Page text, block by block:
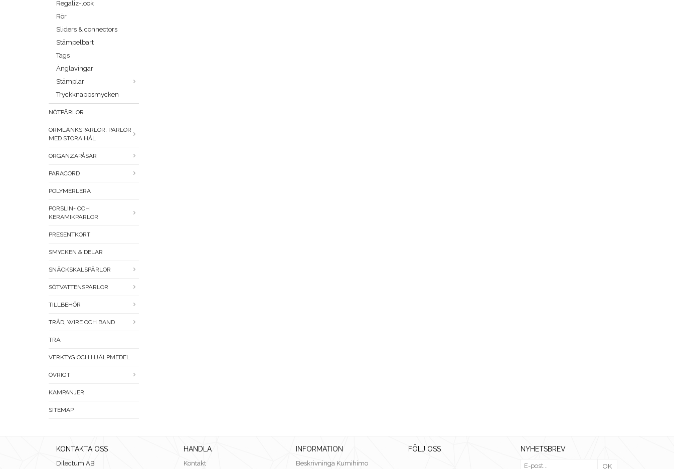
Regaliz-look
Rör
Sliders & connectors
Stämpelbart
Tags
Änglavingar
Stämplar
Tryckknappsmycken
NÖTPÄRLOR
ORMLÄNKSPÄRLOR, PÄRLOR
MED STORA HÅL
ORGANZAPÅSAR
PARACORD
POLYMERLERA
PORSLIN- OCH
KERAMIKPÄRLOR
PRESENTKORT
SMYCKEN & DELAR
SNÄCKSKALSPÄRLOR
SÖTVATTENSPÄRLOR
TILLBEHÖR
TRÅD, WIRE OCH BAND
TRÄ
VERKTYG OCH HJÄLPMEDEL
ÖVRIGT
KAMPANJER
SITEMAP
KONTAKTA OSS
Dilectum AB
HANDLA
Kontakt
INFORMATION
Beskrivninga Kumihimo
FÖLJ OSS NYHETSBREV
OK